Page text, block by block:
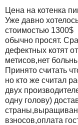
Цена на котенка
Уже давно
стоимостью 1300$
обычно просят.
дефектных котят
метисов,нет
Принято считать
но кто же считал
двух
одну голову)
взносов,оплата